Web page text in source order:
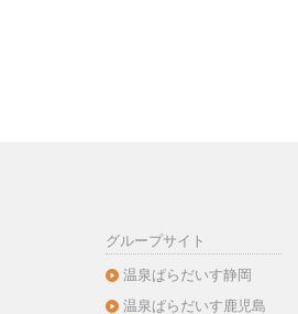
グループサイト
温泉ぱらだいす静岡
温泉ぱらだいす鹿児島